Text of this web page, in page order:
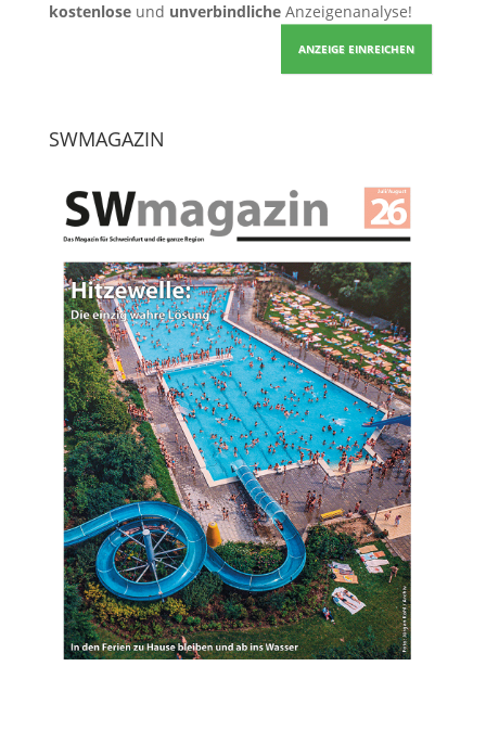
kostenloseund unverbindlicheAnzeigenanalyse!
ANZEIGE EINREICHEN
SWMAGAZIN